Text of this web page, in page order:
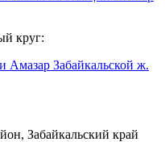
круг:
Забайкальский край